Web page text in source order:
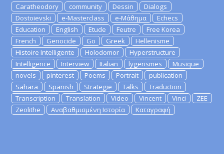
Caratheodory
community Dessin
Dialogs
Dostoievski
e-Masterclass e-Μάθημα
Echecs
Education
English Etude Feutre
Free Korea
French
Genocide Go Greek
Hellenisme
Histoire Intelligente
Holodomor
Hyperstructure
Intelligence
Interview Italian lygerismes
Musique
novels
pinterest Poems Portrait
publication
Sahara
Spanish Strategie Talks
Traduction
Transcription
Translation Video Vincent Vinci
ZEE
Zeolithe
Αναβαθμισμένη Ιστορία Καταγραφή